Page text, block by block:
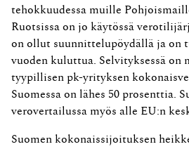
tehokkuudessa muille
Ruotsissa on jo käytössä
on ollut suunnittelupöydällä ja on
vuoden kuluttua. Selvityksessä on
tyypillisen pk-yrityksen
Suomessa on lähes 50 prosenttia.
verovertailussa myös alle EU:n
Suomen kokonaissijoituksen